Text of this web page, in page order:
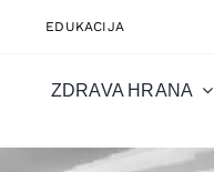
EDUKACIJA
ZDRAVA HRANA